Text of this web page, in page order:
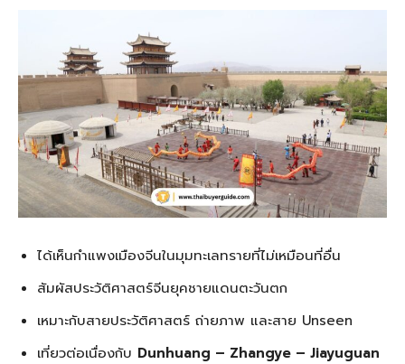
ได้เห็นกำแพงเมืองจีนในมุมทะเลทรายที่ไม่เหมือนที่อื่น
สัมผัสประวัติศาสตร์จีนยุคชายแดนตะวันตก
เหมาะกับสายประวัติศาสตร์ ถ่ายภาพ และสาย Unseen
เที่ยวต่อเนื่องกับ Dunhuang – Zhangye – Jiayuguan